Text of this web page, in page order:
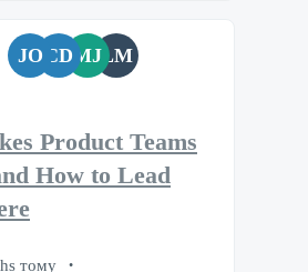
JO CD MJLM
Product Teams
How to Lead
тому